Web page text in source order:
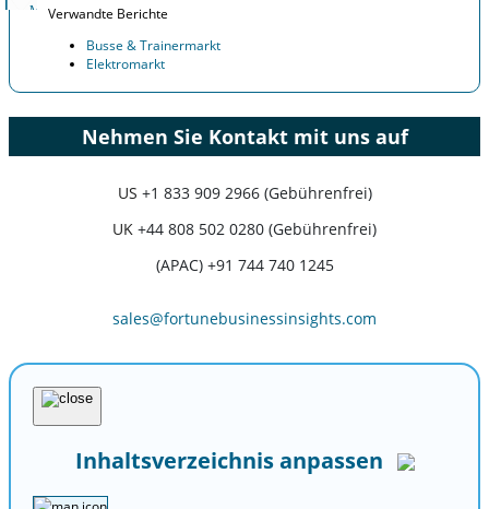
Verwandte Berichte
Busse & Trainermarkt
Elektromarkt
Nehmen Sie Kontakt mit uns auf
US +1 833 909 2966 (Gebührenfrei)
UK +44 808 502 0280 (Gebührenfrei)
(APAC) +91 744 740 1245
sales@fortunebusinessinsights.com
Inhaltsverzeichnis anpassen